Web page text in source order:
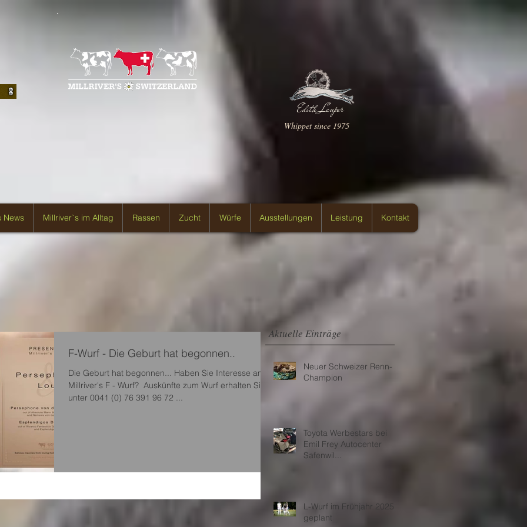
Edith Lauper
Whippet since 1975
News Millriver`s im Alltag Rassen Zucht Würfe Ausstellungen Leistung Kontakt
F-Wurf - Die Geburt hat begonnen..
Die Geburt hat begonnen... Haben Sie Interesse am
Millriver's F - Wurf? ​ Auskünfte zum Wurf erhalten Sie
unter 0041 (0) 76 391 96 72 ​...
Aktuelle Einträge
Neuer Schweizer Renn-
Champion
Toyota Werbestars bei
Emil Frey Autocenter
Safenwil...
L-Wurf im Frühjahr 2025
geplant